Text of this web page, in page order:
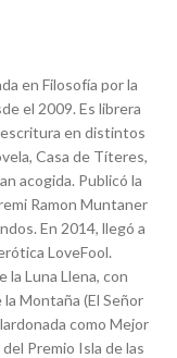
en Filosofía por la
el 2009. Es librera
en distintos
Casa de Títeres,
acogida. Publicó la
Ramon Muntaner
En 2014, llegó a
LoveFool.
la Luna Llena, con
la Montaña (El Señor
como Mejor
Premio Isla de las